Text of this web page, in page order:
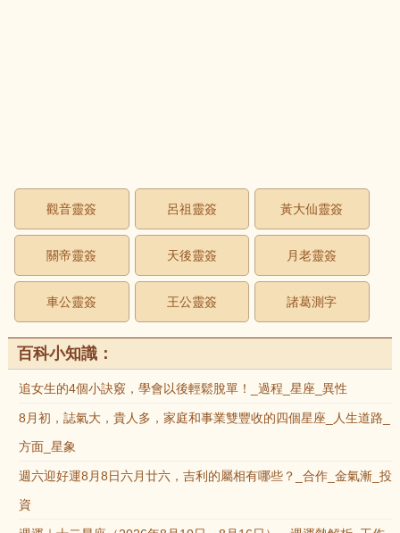
觀音靈簽 呂祖靈簽 黃大仙靈簽
關帝靈簽 天後靈簽 月老靈簽
車公靈簽 王公靈簽 諸葛測字
百科小知識：
追女生的4個小訣竅，學會以後輕鬆脫單！_過程_星座_異性
8月初，誌氣大，貴人多，家庭和事業雙豐收的四個星座_人生道路_
方面_星象
週六迎好運8月8日六月廿六，吉利的屬相有哪些？_合作_金氣漸_投
資